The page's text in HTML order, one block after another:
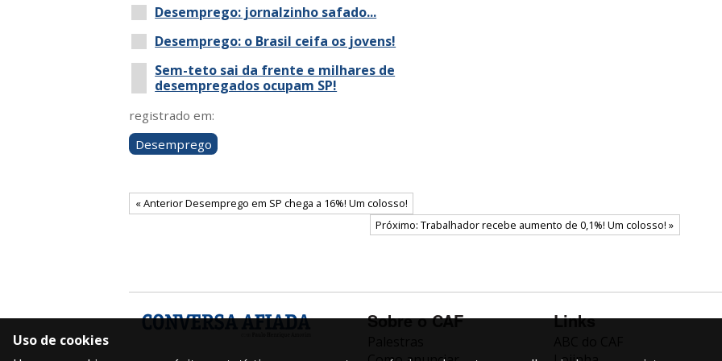
Desemprego: jornalzinho safado...
Desemprego: o Brasil ceifa os jovens!
Sem-teto sai da frente e milhares de
desempregados ocupam SP!
registrado em:
Desemprego
« Anterior Desemprego em SP chega a 16%! Um colosso!
Próximo: Trabalhador recebe aumento de 0,1%! Um colosso! »
Sobre o CAF Links
Uso de cookies